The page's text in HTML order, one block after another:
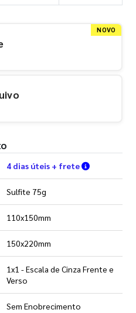
NOVO
4 dias úteis + frete Verifique
Sulfite 75g
110x150mm
150x220mm
1x1 - Escala de Cinza Frente e
Verso
Sem Enobrecimento